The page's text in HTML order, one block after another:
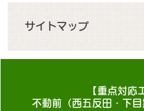
サイトマップ
【重点対応
不動前（西五反田・下目